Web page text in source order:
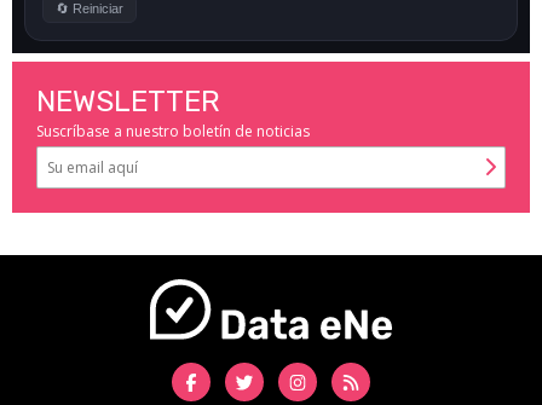
NEWSLETTER
Suscríbase a nuestro boletín de noticias